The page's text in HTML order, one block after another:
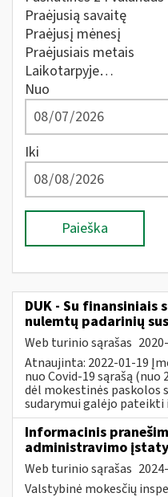
Praėjusią savaitę
Praėjusį mėnesį
Praėjusiais metais
Laikotarpyje…
Nuo
Iki
Paieška
DUK - Su finansiniais
nulemtų padarinių
Web turinio sąrašas
Atnaujinta: 2022-01-19
nuo Covid-19 sąrašą (nuo
dėl mokestinės paskolos
sudarymui galėjo pateikti
Informacinis
administravimo
Web turinio sąrašas
Valstybinė mokesčių